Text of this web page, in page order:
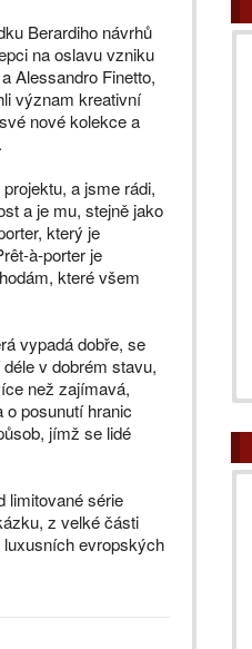
Berardiho návrhů
na oslavu vzniku
Alessandro Finetto,
význam kreativní
nové kolekce a
a jsme rádi,
a je mu, stejně jako
který je
à-porter je
které všem
vypadá dobře, se
v dobrém stavu,
než zajímavá,
posunutí hranic
jímž se lidé
limitované série
z velké části
evropských